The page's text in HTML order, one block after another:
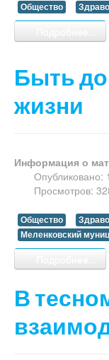
Общество
Быть
жизни
Информация о
Опубликовано:
Просмотров:
Общество
Меленковский
В